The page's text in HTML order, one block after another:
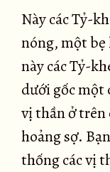
Này các Tỷ-
nóng, một bẹ
này các Tỷ-
dưới gốc một
vị thần ở trên
hoảng sợ.
thống các vị